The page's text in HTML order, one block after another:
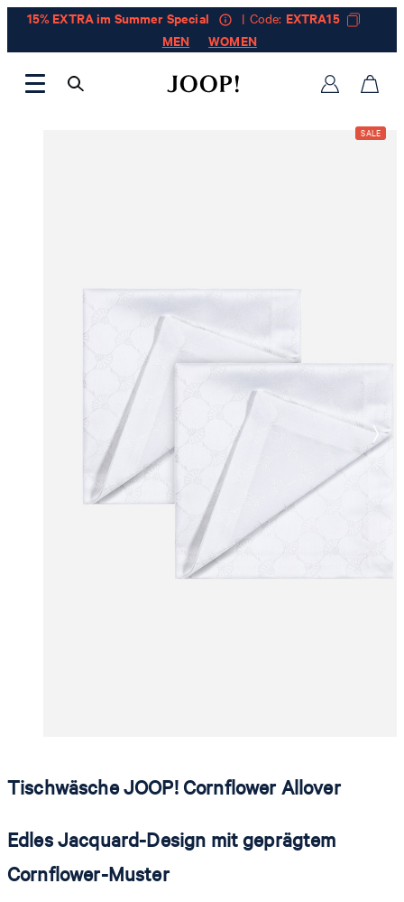
15% EXTRA im Summer Special | Code: EXTRA15
MEN
WOMEN
Tischwäsche JOOP! Cornflower Allover
Edles Jacquard-Design mit geprägtem
Cornflower-Muster